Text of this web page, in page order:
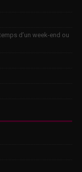
d’un week-end ou